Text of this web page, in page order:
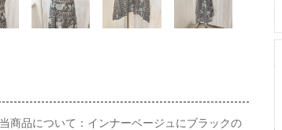
商品について：インナーベージュにブラックの